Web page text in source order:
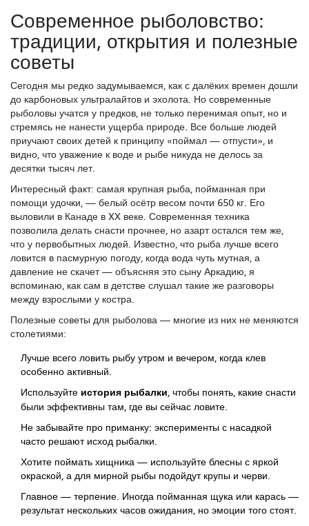
Современное рыболовство:
традиции, открытия и полезные
советы
Сегодня мы редко задумываемся, как с далёких времен дошли
до карбоновых ультралайтов и эхолота. Но современные
рыболовы учатся у предков, не только перенимая опыт, но и
стремясь не нанести ущерба природе. Все больше людей
приучают своих детей к принципу «поймал — отпусти», и
видно, что уважение к воде и рыбе никуда не делось за
десятки тысяч лет.
Интересный факт: самая крупная рыба, пойманная при
помощи удочки, — белый осётр весом почти 650 кг. Его
выловили в Канаде в XX веке. Современная техника
позволила делать снасти прочнее, но азарт остался тем же,
что у первобытных людей. Известно, что рыба лучше всего
ловится в пасмурную погоду, когда вода чуть мутная, а
давление не скачет — объясняя это сыну Аркадию, я
вспоминаю, как сам в детстве слушал такие же разговоры
между взрослыми у костра.
Полезные советы для рыболова — многие из них не меняются
столетиями:
Лучше всего ловить рыбу утром и вечером, когда клев
особенно активный.
Используйте история рыбалки, чтобы понять, какие снасти
были эффективны там, где вы сейчас ловите.
Не забывайте про приманку: эксперименты с насадкой
часто решают исход рыбалки.
Хотите поймать хищника — используйте блесны с яркой
окраской, а для мирной рыбы подойдут крупы и черви.
Главное — терпение. Иногда пойманная щука или карась —
результат нескольких часов ожидания, но эмоции того стоят.